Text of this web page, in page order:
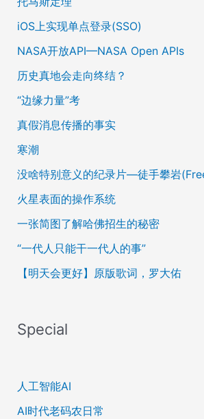
iOS上实现单点登录(SSO)
NASA开放API—NASA Open APIs
历史真地会走向终结？
“边缘力量”考
真假消息传播的事实
寒潮
没啥特别意义的纪录片—徒手攀岩
火星表面的操作系统
一张简图了解哈佛招生的秘密
“一代人只能干一代人的事”
【明天会更好】原版歌词，罗大佑
Special
人工智能AI
AI时代老码农日常